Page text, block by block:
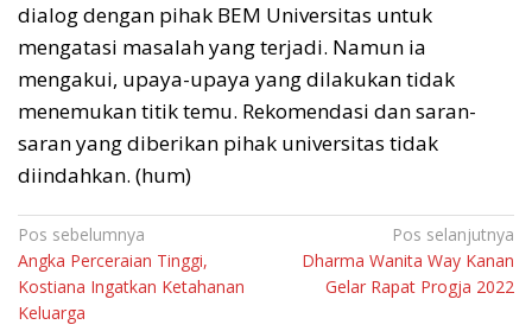
dialog dengan pihak BEM Universitas untuk
mengatasi masalah yang terjadi. Namun ia
mengakui, upaya-upaya yang dilakukan tidak
menemukan titik temu. Rekomendasi dan saran-
saran yang diberikan pihak universitas tidak
diindahkan. (hum)
Navigasi
pos
Pos sebelumnya
Angka Perceraian Tinggi,
Kostiana Ingatkan Ketahanan
Keluarga
Pos selanjutnya
Dharma Wanita Way Kanan
Gelar Rapat Progja 2022